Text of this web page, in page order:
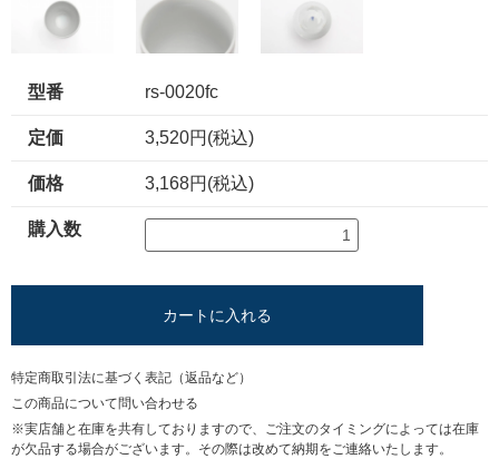
型番 rs-0020fc
定価 3,520円(税込)
価格 3,168円(税込)
購入数
カートに入れる
特定商取引法に基づく表記（返品など）
この商品について問い合わせる
※実店舗と在庫を共有しておりますので、ご注文のタイミングによっては在庫
が欠品する場合がございます。その際は改めて納期をご連絡いたします。